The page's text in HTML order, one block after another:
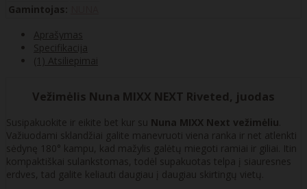
Gamintojas:
Aprašymas
Specifikacija
(1) Atsiliepimai
Vežimėlis Nuna MIXX NEXT Riveted, juodas
Susipakuokite ir eikite bet kur su Nuna MIXX Next vežimėliu
Važiuodami sklandžiai galite manevruoti viena ranka ir net atlenkti
sėdynę 180° kampu, kad mažylis galėtų miegoti ramiai ir giliai. Itin
kompaktiškai sulankstomas, todėl supakuotas telpa į siauresnes
erdves, tad galite keliauti daugiau į daugiau skirtingų vietų.